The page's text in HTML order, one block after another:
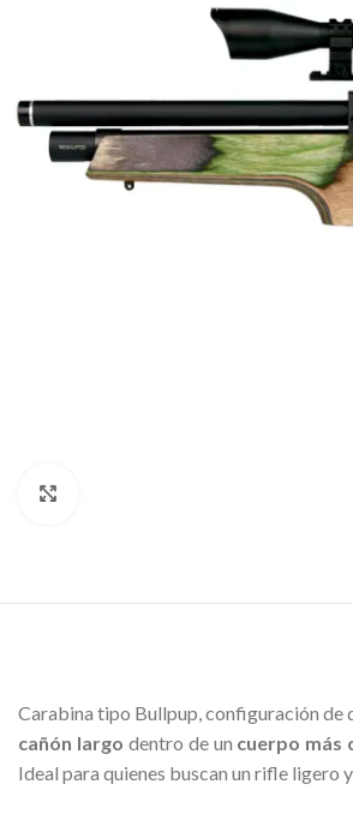
Carabina tipo Bullpup, configuración de
cañón largo dentro de un cuerpo más
Ideal para quienes buscan un rifle ligero